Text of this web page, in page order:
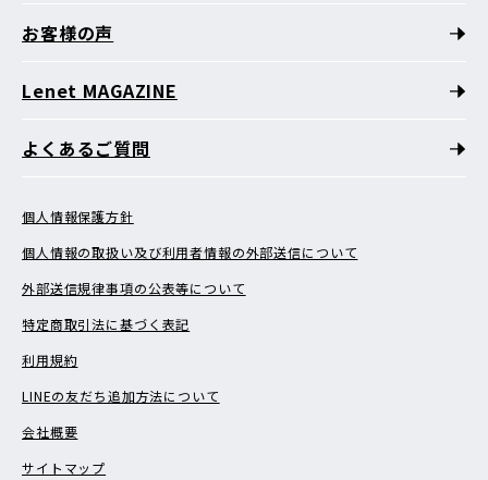
お客様の声
Lenet MAGAZINE
よくあるご質問
個人情報保護方針
個人情報の取扱い及び利用者情報の外部送信について
外部送信規律事項の公表等について
特定商取引法に基づく表記
利用規約
LINEの友だち追加方法について
会社概要
サイトマップ